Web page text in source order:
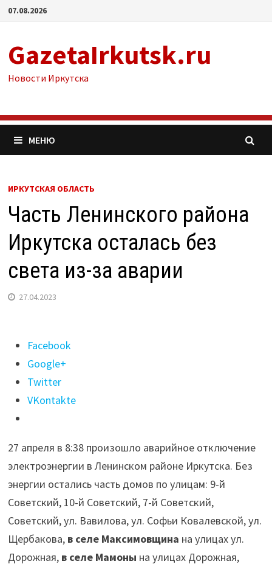
Перейти
07.08.2026
GazetaIrkutsk.ru
Новости Иркутска
МЕНЮ
ИРКУТСКАЯ ОБЛАСТЬ
Часть Ленинского района
Иркутска осталась без
света из-за аварии
27.04.2023
Поделиться
"Часть
Ленинского
района
Иркутска
без
света
из-
за
аварии"
Facebook
Google+
Twitter
VKontakte
27 апреля в 8:38 произошло аварийное отключение
электроэнергии в Ленинском районе Иркутска. Без
энергии остались часть домов по улицам: 9-й
Советский, 10-й Советский, 7-й Советский,
Советский, ул. Вавилова, ул. Софьи Ковалевской, ул.
Щербакова, в селе Максимовщина на улицах ул.
Дорожная, в селе Мамоны на улицах Дорожная,